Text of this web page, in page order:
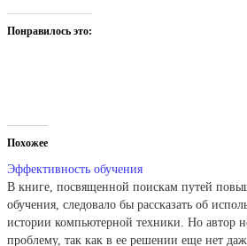
Понравилось это:
Похожее
Эффективность обучения
В книге, посвященной поискам путей
обучения, следовало бы рассказать об
истории компьютерной техники. Но автор
проблему, так как в ее решении еще нет